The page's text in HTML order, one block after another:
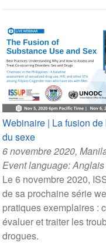
Webinaire | La fusion
du sexe
6 novembre 2020,
Event language:Anglais
Le 6 novembre 2020,
de sa prochaine série
pratiques exemplaires :
évaluer et traiter les
drogues.